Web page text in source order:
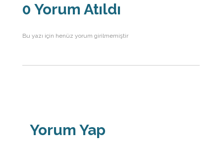
0 Yorum Atıldı
Bu yazı için henüz yorum girilmemiştir
Yorum Yap